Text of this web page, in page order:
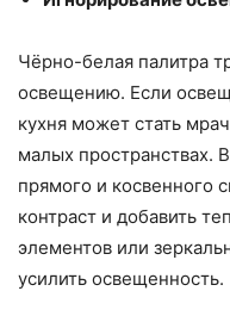
Чёрно-белая палитра
освещению. Если
кухня может стать
малых пространствах.
прямого и косвенного
контраст и добавить
элементов или
усилить освещенность.